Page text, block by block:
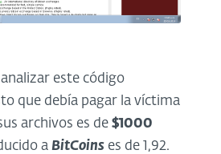
este código
que debía pagar la víctima
archivos es de $1000
a BitCoins es de 1,92.